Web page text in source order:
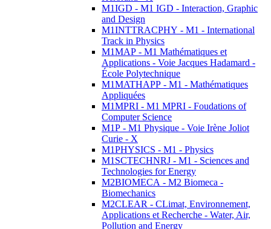
M1IGD - M1 IGD - Interaction, Graphic
and Design
M1INTTRACPHY - M1 - International
Track in Physics
M1MAP - M1 Mathématiques et
Applications - Voie Jacques Hadamard -
École Polytechnique
M1MATHAPP - M1 - Mathématiques
Appliquées
M1MPRI - M1 MPRI - Foudations of
Computer Science
M1P - M1 Physique - Voie Irène Joliot
Curie - X
M1PHYSICS - M1 - Physics
M1SCTECHNRJ - M1 - Sciences and
Technologies for Energy
M2BIOMECA - M2 Biomeca -
Biomechanics
M2CLEAR - CLimat, Environnement,
Applications et Recherche - Water, Air,
Pollution and Energy